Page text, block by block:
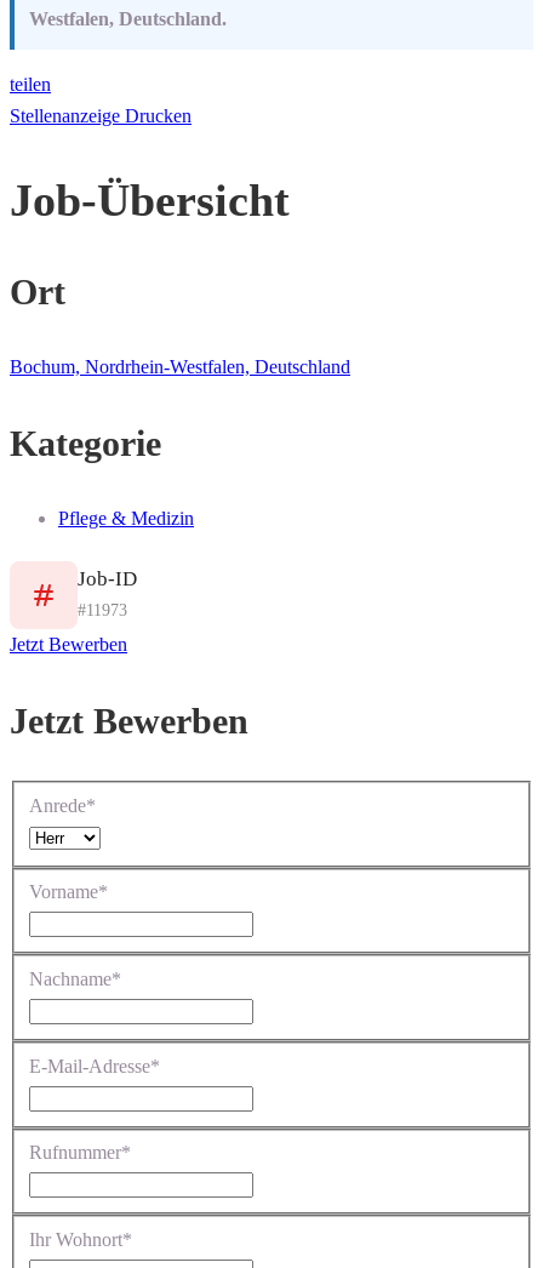
Westfalen, Deutschland.
teilen
Stellenanzeige Drucken
Job-Übersicht
Ort
Bochum, Nordrhein-Westfalen, Deutschland
Kategorie
Pflege & Medizin
Job-ID
#11973
Jetzt Bewerben
Jetzt Bewerben
Anrede*
Vorname*
Nachname*
E-Mail-Adresse*
Rufnummer*
Ihr Wohnort*